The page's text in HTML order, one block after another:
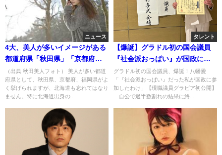
ニュース
4大、美人が多いイメージがある
都道府県「秋田県」「京都府」
「福岡県」あと一つは何処！？
（出典 秋田美人フォト） 美人が多い都道
府県として、秋田県、京都府、福岡県がよ
く挙げられますが、北海道も忘れてはなり
ません。特に北海道出身の...
タレント
【爆誕】グラドル初の国会議員
『社会派おっぱい』が国政に参
加した！！！！！
グラドル初の国会議員、爆誕！八幡愛
「『社会派おっぱい』だった私が国政に参
加したわけ」【現職議員グラビア初公開】
自公で過半数割れの結果に終...